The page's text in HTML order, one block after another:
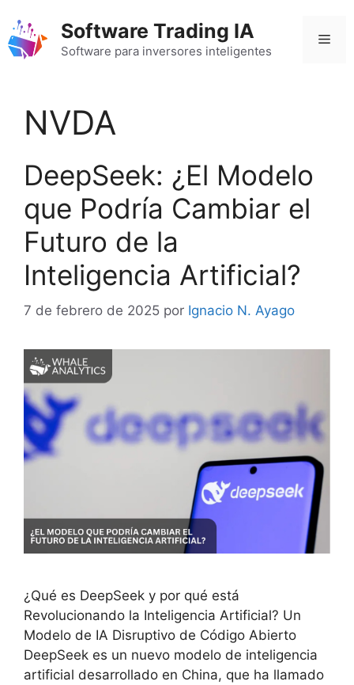
contenido
Software Trading IA
Software para inversores inteligentes
NVDA
DeepSeek: ¿El Modelo
que Podría Cambiar el
Futuro de la
Inteligencia Artificial?
7 de febrero de 2025 por Ignacio N. Ayago
¿Qué es DeepSeek y por qué está
Revolucionando la Inteligencia Artificial? Un
Modelo de IA Disruptivo de Código Abierto
DeepSeek es un nuevo modelo de inteligencia
artificial desarrollado en China, que ha llamado